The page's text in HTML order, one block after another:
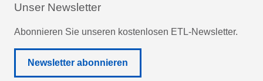
Unser Newsletter
Abonnieren Sie unseren kostenlosen ETL-Newsletter.
Newsletter abonnieren